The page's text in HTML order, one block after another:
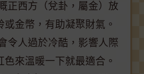
正西方（兌卦，屬金）放
金幣，有助凝聚財氣。
令人過於冷酷，影響人際
來溫暖一下就最適合。